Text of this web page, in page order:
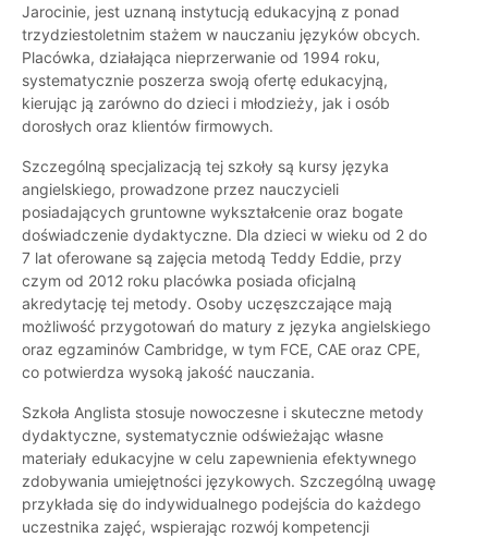
Jarocinie, jest uznaną instytucją edukacyjną z ponad
trzydziestoletnim stażem w nauczaniu języków obcych.
Placówka, działająca nieprzerwanie od 1994 roku,
systematycznie poszerza swoją ofertę edukacyjną,
kierując ją zarówno do dzieci i młodzieży, jak i osób
dorosłych oraz klientów firmowych.
Szczególną specjalizacją tej szkoły są kursy języka
angielskiego, prowadzone przez nauczycieli
posiadających gruntowne wykształcenie oraz bogate
doświadczenie dydaktyczne. Dla dzieci w wieku od 2 do
7 lat oferowane są zajęcia metodą Teddy Eddie, przy
czym od 2012 roku placówka posiada oficjalną
akredytację tej metody. Osoby uczęszczające mają
możliwość przygotowań do matury z języka angielskiego
oraz egzaminów Cambridge, w tym FCE, CAE oraz CPE,
co potwierdza wysoką jakość nauczania.
Szkoła Anglista stosuje nowoczesne i skuteczne metody
dydaktyczne, systematycznie odświeżając własne
materiały edukacyjne w celu zapewnienia efektywnego
zdobywania umiejętności językowych. Szczególną uwagę
przykłada się do indywidualnego podejścia do każdego
uczestnika zajęć, wspierając rozwój kompetencji